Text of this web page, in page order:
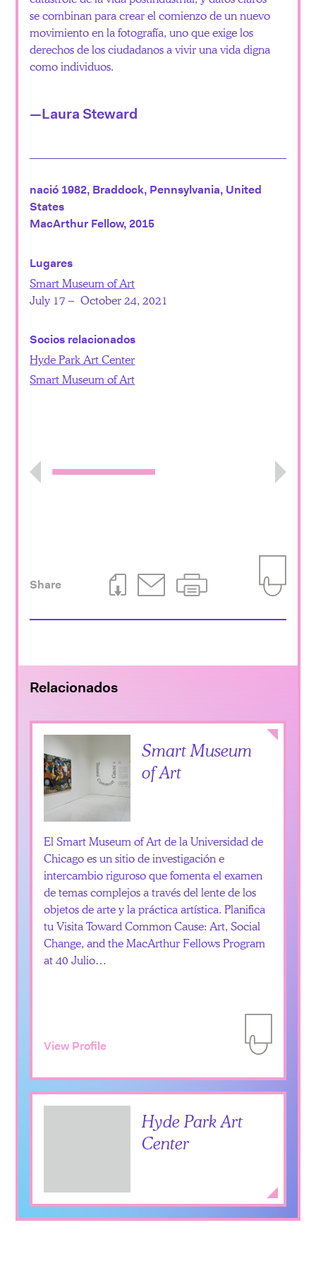
se combinan para crear el comienzo de un nuevo
movimiento en la fotografía, uno que exige los
derechos de los ciudadanos a vivir una vida digna
como individuos.
—Laura Steward
nació 1982, Braddock, Pennsylvania, United
States
MacArthur Fellow, 2015
Lugares
Smart Museum of Art
July 17 – October 24, 2021
Socios relacionados
Hyde Park Art Center
Smart Museum of Art
Previous
Share
Relacionados
Collapse
Smart Museum
of Art
El Smart Museum of Art de la Universidad de
Chicago es un sitio de investigación e
intercambio riguroso que fomenta el examen
de temas complejos a través del lente de los
objetos de arte y la práctica artística. Planifica
tu Visita Toward Common Cause: Art, Social
Change, and the MacArthur Fellows Program
at 40 Julio…
View Profile
Hyde Park Art
Center
Add to